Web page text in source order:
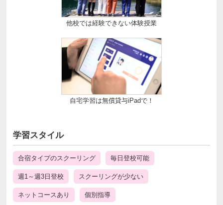
他校では経験できない体験授業
自宅学習は無償貸与iPadで！
学習スタイル
合宿タイプのスクーリング 毎日登校可能
週1～週3日登校 スクーリングが少ない
ネットコースあり 個別指導